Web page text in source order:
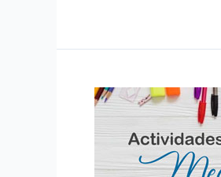
Medios
de
Transporte